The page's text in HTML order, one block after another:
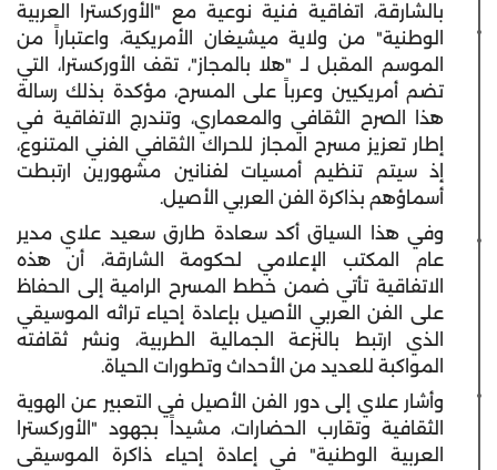
بالشارقة، اتفاقية فنية نوعية مع "الأوركسترا العربية
الوطنية" من ولاية ميشيغان الأمريكية، واعتباراً من
الموسم المقبل لـ "هلا بالمجاز"، تقف الأوركسترا، التي
تضم أمريكيين وعرباً على المسرح، مؤكدة بذلك رسالة
هذا الصرح الثقافي والمعماري، وتندرج الاتفاقية في
إطار تعزيز مسرح المجاز للحراك الثقافي الفني المتنوع،
إذ سيتم تنظيم أمسيات لفنانين مشهورين ارتبطت
أسماؤهم بذاكرة الفن العربي الأصيل.
وفي هذا السياق أكد سعادة طارق سعيد علاي مدير
عام المكتب الإعلامي لحكومة الشارقة، أن هذه
الاتفاقية تأتي ضمن خطط المسرح الرامية إلى الحفاظ
على الفن العربي الأصيل بإعادة إحياء تراثه الموسيقي
الذي ارتبط بالنزعة الجمالية الطربية، ونشر ثقافته
المواكبة للعديد من الأحداث وتطورات الحياة.
وأشار علاي إلى دور الفن الأصيل في التعبير عن الهوية
الثقافية وتقارب الحضارات، مشيداً بجهود "الأوركسترا
العربية الوطنية" في إعادة إحياء ذاكرة الموسيقى